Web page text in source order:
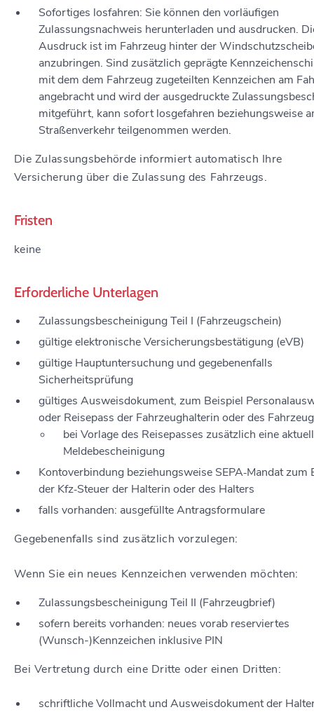
Sofortiges losfahren: Sie können den vorläufigen
Zulassungsnachweis herunterladen und ausdrucken.
Ausdruck ist im Fahrzeug hinter der
anzubringen. Sind zusätzlich geprägte
mit dem dem Fahrzeug zugeteilten Kennzeichen am
angebracht und wird der ausgedruckte
mitgeführt, kann sofort losgefahren beziehungsweise
Straßenverkehr teilgenommen werden.
Die Zulassungsbehörde informiert automatisch Ihre
Versicherung über die Zulassung des Fahrzeugs.
Fristen
keine
Erforderliche Unterlagen
Zulassungsbescheinigung Teil I (Fahrzeugschein)
gültige elektronische Versicherungsbestätigung (eVB)
gültige Hauptuntersuchung und gegebenenfalls
Sicherheitsprüfung
gültiges Ausweisdokument, zum Beispiel
oder Reisepass der Fahrzeughalterin oder des
bei Vorlage des Reisepasses zusätzlich eine
Meldebescheinigung
Kontoverbindung beziehungsweise SEPA‐Mandat zum
der Kfz‐Steuer der Halterin oder des Halters
falls vorhanden: ausgefüllte Antragsformulare
Gegebenenfalls sind zusätzlich vorzulegen:
Wenn Sie ein neues Kennzeichen verwenden möchten:
Zulassungsbescheinigung Teil II (Fahrzeugbrief)
sofern bereits vorhanden: neues vorab reserviertes
(Wunsch-)Kennzeichen inklusive PIN
Bei Vertretung durch eine Dritte oder einen Dritten:
schriftliche Vollmacht und Ausweisdokument der